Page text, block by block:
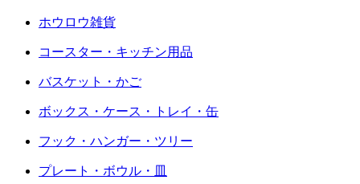
ホウロウ雑貨
コースター・キッチン用品
バスケット・かご
ボックス・ケース・トレイ・缶
フック・ハンガー・ツリー
プレート・ボウル・皿